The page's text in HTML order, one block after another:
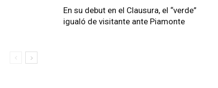
En su debut en el Clausura, el “verde”
igualó de visitante ante Piamonte